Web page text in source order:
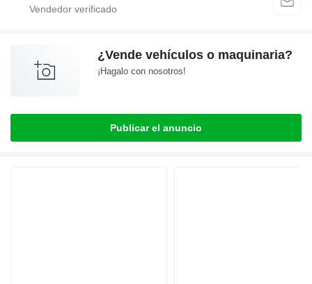
¿Vende vehículos o maquinaria?
¡Hagalo con nosotros!
Publicar el anuncio